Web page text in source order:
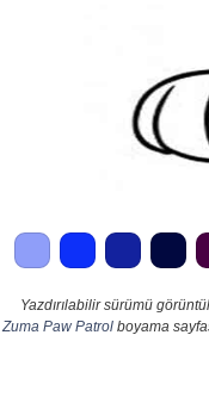
Yazdırılabilir sürümü
Zuma Paw Patrol boyama